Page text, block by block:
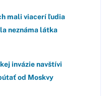
mali viacerí ľudia
neznáma látka
invázie navštívi
od Moskvy